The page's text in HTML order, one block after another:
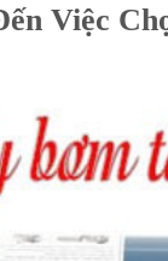
Việc